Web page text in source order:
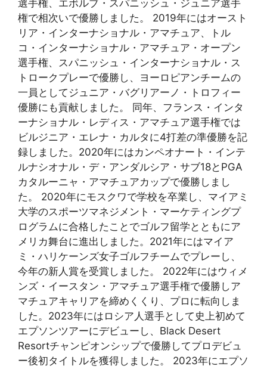
選手権、エボルブ・スパニッシュ・ジュニア選手
権で相次いで優勝しました。 2019年にはオースト
リア・インターナショナル・アマチュア、トル
コ・インターナショナル・アマチュア・オープン
選手権、スパニッシュ・インターナショナル・ス
トロークプレーで優勝し、ヨーロピアンチームの
一員としてジュニア・バグリアーノ・トロフィー
優勝にも貢献しました。 同年、フランス・インタ
ーナショナル・レディス・アマチュア選手権では
ビルジニア・エレナ・カルタに4打差の準優勝を記
録しました。2020年にはカンペオナート・インテ
ルナシオナル・デ・アンダルシア・サブ18とPGA
カタルーニャ・アマチュアカップで優勝しまし
た。 2020年にモスクワで学校を卒業し、マイアミ
大学のスポーツマネジメント・マーケティングプ
ログラムに合格したことでゴルフ留学とともにア
メリカ舞台に進出しました。2021年にはマイア
ミ・ハリケーンズ女子ゴルフチームでプレーし、
今年の新人賞を受賞しました。 2022年にはウィメ
ンズ・イースタン・アマチュア選手権で優勝しア
マチュアキャリアを締めくくり、プロに転向しま
した。2023年にはロシア人選手として史上初めて
エプソンツアーにデビューし、Black Desert
Resortチャンピオンシップで優勝してプロデビュ
ー後初タイトルを獲得しました。 2023年にエプソ